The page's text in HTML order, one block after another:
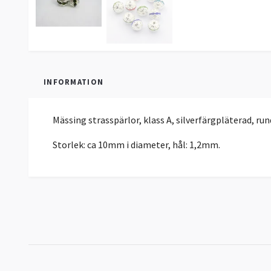
INFORMATION
Mässing strasspärlor, klass A, silverfärgpläterad,
Storlek: ca 10mm i diameter, hål: 1,2mm.